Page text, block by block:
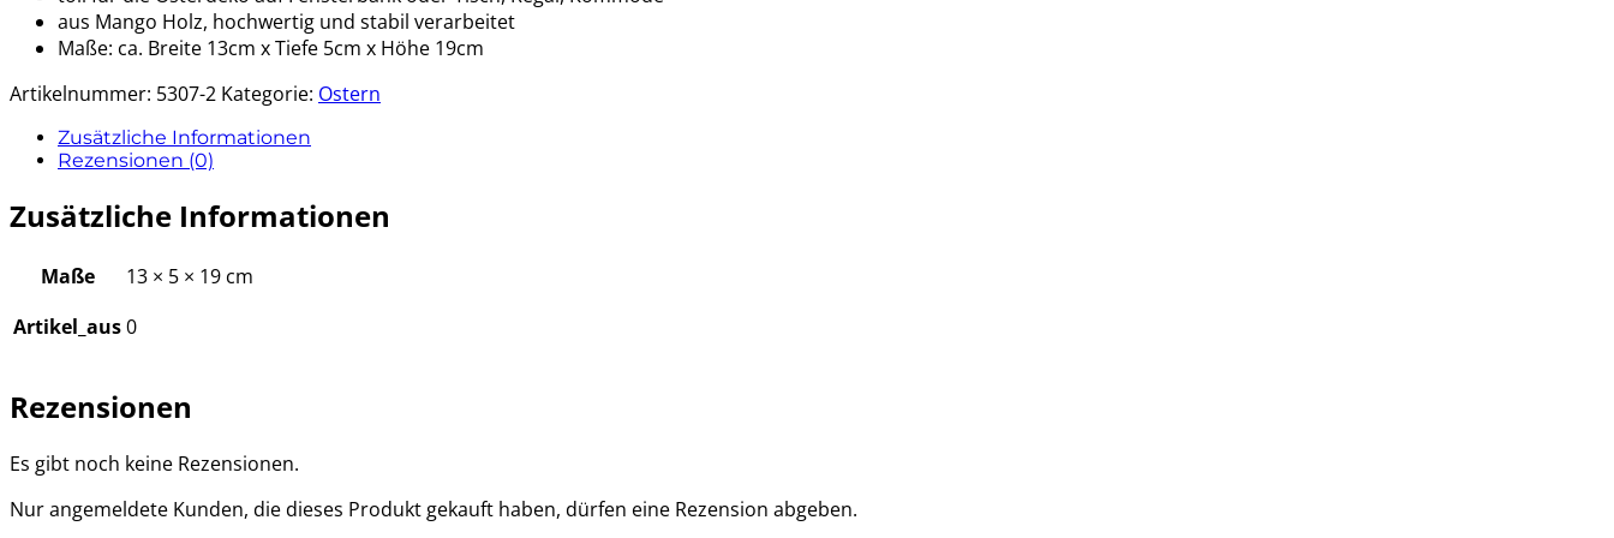
aus Mango Holz, hochwertig und stabil verarbeitet
Maße: ca. Breite 13cm x Tiefe 5cm x Höhe 19cm
Artikelnummer: 5307-2 Kategorie: Ostern
Zusätzliche Informationen
Rezensionen (0)
Zusätzliche Informationen
Maße
13 × 5 × 19 cm
Artikel_aus0
Rezensionen
Es gibt noch keine Rezensionen.
Nur angemeldete Kunden, die dieses Produkt gekauft haben, dürfen eine Rezension abgeben.